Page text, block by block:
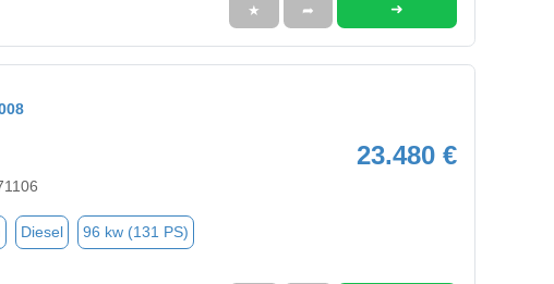
★ ➦ ➜
23.480 €
Diesel 96 kw (131 PS)